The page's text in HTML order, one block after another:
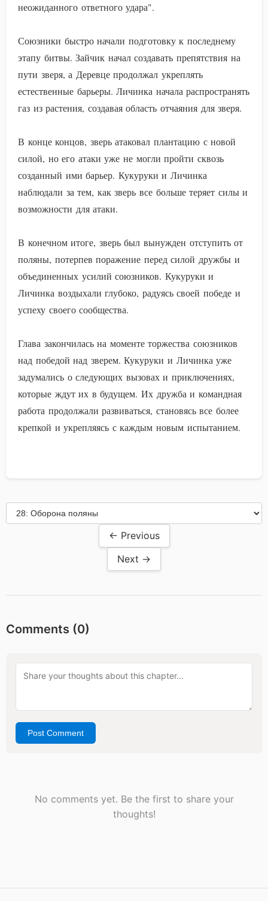
неожиданного ответного удара".
Союзники быстро начали подготовку к последнему
этапу битвы. Зайчик начал создавать препятствия на
пути зверя, а Деревце продолжал укреплять
естественные барьеры. Личинка начала распространять
газ из растения, создавая область отчаяния для зверя.
В конце концов, зверь атаковал плантацию с новой
силой, но его атаки уже не могли пройти сквозь
созданный ими барьер. Кукуруки и Личинка
наблюдали за тем, как зверь все больше теряет силы и
возможности для атаки.
В конечном итоге, зверь был вынужден отступить от
поляны, потерпев поражение перед силой дружбы и
объединенных усилий союзников. Кукуруки и
Личинка воздыхали глубоко, радуясь своей победе и
успеху своего сообщества.
Глава закончилась на моменте торжества союзников
над победой над зверем. Кукуруки и Личинка уже
задумались о следующих вызовах и приключениях,
которые ждут их в будущем. Их дружба и командная
работа продолжали развиваться, становясь все более
крепкой и укрепляясь с каждым новым испытанием.
← Previous
Next →
Comments (0)
Post Comment
No comments yet. Be the first to share your
thoughts!